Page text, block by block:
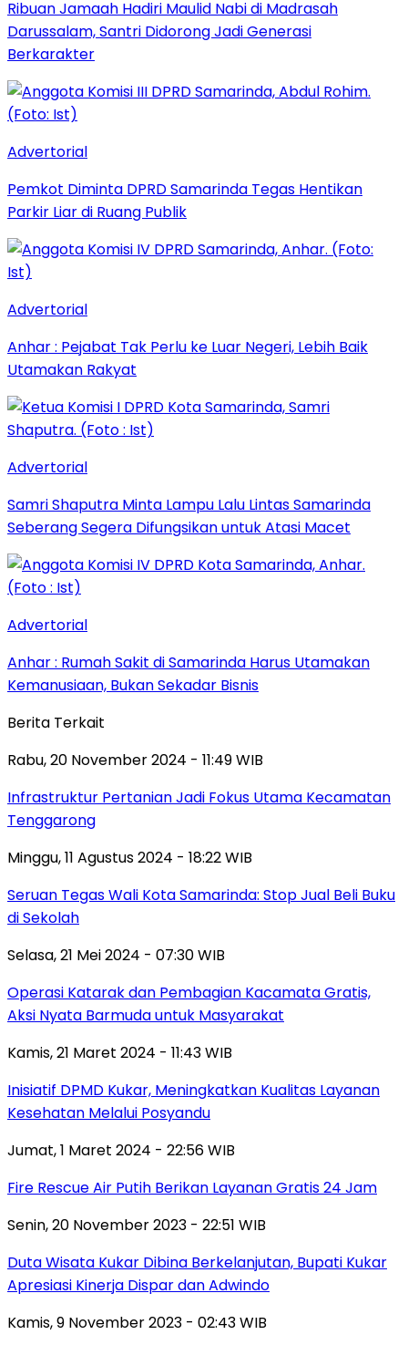
Ribuan Jamaah Hadiri Maulid Nabi di Madrasah
Darussalam, Santri Didorong Jadi Generasi
Berkarakter
Advertorial
Pemkot Diminta DPRD Samarinda Tegas Hentikan
Parkir Liar di Ruang Publik
Advertorial
Anhar : Pejabat Tak Perlu ke Luar Negeri, Lebih Baik
Utamakan Rakyat
Advertorial
Samri Shaputra Minta Lampu Lalu Lintas Samarinda
Seberang Segera Difungsikan untuk Atasi Macet
Advertorial
Anhar : Rumah Sakit di Samarinda Harus Utamakan
Kemanusiaan, Bukan Sekadar Bisnis
Berita Terkait
Rabu, 20 November 2024 - 11:49 WIB
Infrastruktur Pertanian Jadi Fokus Utama Kecamatan
Tenggarong
Minggu, 11 Agustus 2024 - 18:22 WIB
Seruan Tegas Wali Kota Samarinda: Stop Jual Beli Buku
di Sekolah
Selasa, 21 Mei 2024 - 07:30 WIB
Operasi Katarak dan Pembagian Kacamata Gratis,
Aksi Nyata Barmuda untuk Masyarakat
Kamis, 21 Maret 2024 - 11:43 WIB
Inisiatif DPMD Kukar, Meningkatkan Kualitas Layanan
Kesehatan Melalui Posyandu
Jumat, 1 Maret 2024 - 22:56 WIB
Fire Rescue Air Putih Berikan Layanan Gratis 24 Jam
Senin, 20 November 2023 - 22:51 WIB
Duta Wisata Kukar Dibina Berkelanjutan, Bupati Kukar
Apresiasi Kinerja Dispar dan Adwindo
Kamis, 9 November 2023 - 02:43 WIB